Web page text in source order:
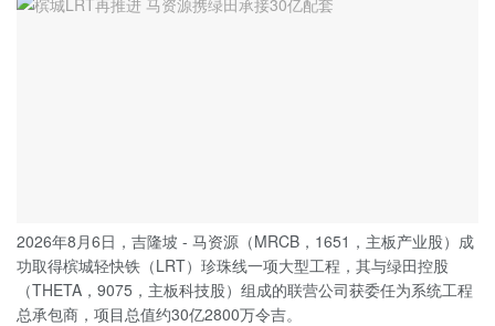
2026年8月6日，吉隆坡 - 马资源（MRCB，1651，主板产业股）成
功取得槟城轻快铁（LRT）珍珠线一项大型工程，其与绿田控股
（THETA，9075，主板科技股）组成的联营公司获委任为系统工程
总承包商，项目总值约30亿2800万令吉。